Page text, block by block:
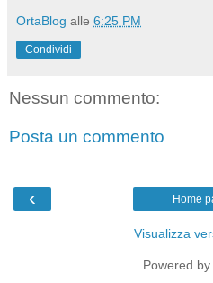
OrtaBlog alle 6:25 PM
Condividi
Nessun commento:
Posta un commento
‹ Home
Visualizza
Powered by